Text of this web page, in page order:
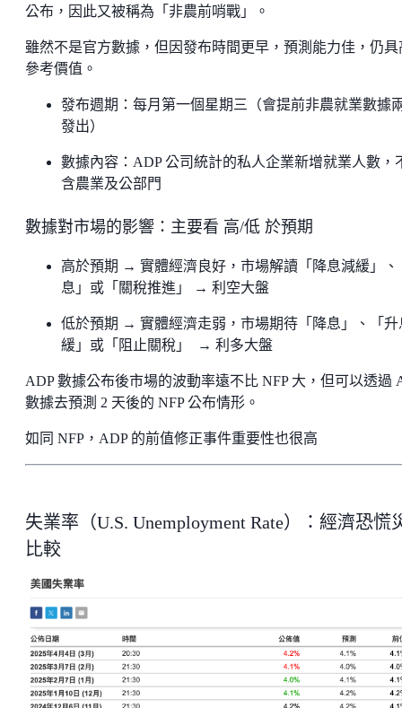
公布，因此又被稱為「非農前哨戰」。
雖然不是官方數據，但因發布時間更早，預測能力佳，仍具
參考價值。
發布週期：每月第一個星期三（會提前非農就業數據
發出）
數據內容：ADP 公司統計的私人企業新增就業人數，
含農業及公部門
數據對市場的影響：主要看 高/低 於預期
高於預期 → 實體經濟良好，市場解讀「降息減緩」、
息」或「關稅推進」 → 利空大盤
低於預期 → 實體經濟走弱，市場期待「降息」、「升
緩」或「阻止關稅」 → 利多大盤
ADP 數據公布後市場的波動率遠不比 NFP 大，但可以透過
數據去預測 2 天後的 NFP 公布情形。
如同 NFP，ADP 的前值修正事件重要性也很高
失業率（U.S. Unemployment Rate）：經濟恐慌
比較